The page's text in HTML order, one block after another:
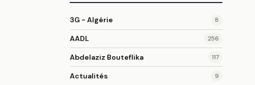
3G - Algérie 8
AADL 256
Abdelaziz Bouteflika 117
Actualités 9